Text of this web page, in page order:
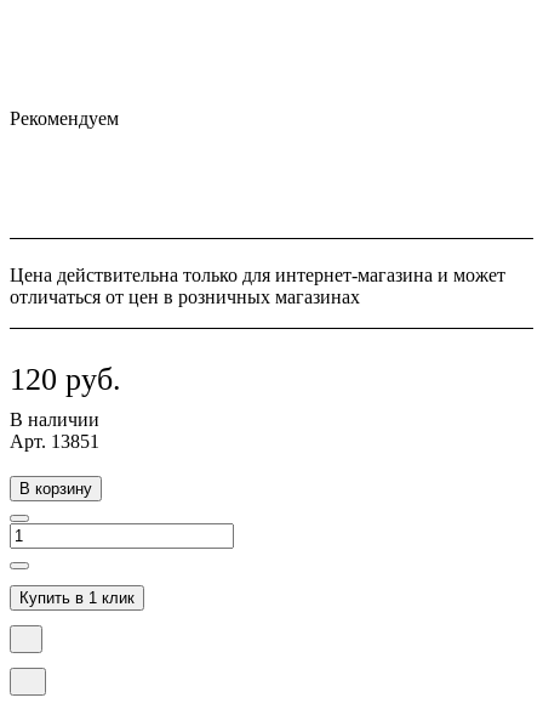
Рекомендуем
Цена действительна только для интернет-магазина и может
отличаться от цен в розничных магазинах
120 руб.
В наличии
Арт. 13851
В корзину
Купить в 1 клик